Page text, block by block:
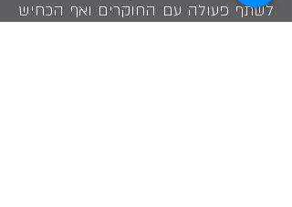
לשתף פעולה עם החוקרים ואף הכחיש